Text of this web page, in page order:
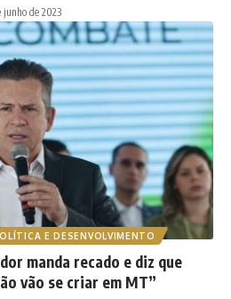
junho de 2023
E DESENVOLVIMENTO
manda recado e diz que
vão se criar em MT”